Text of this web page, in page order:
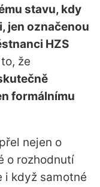
stavu, kdy
jen označenou
HZS
že
formálnímu
nejen o
o rozhodnutí
i když samotné